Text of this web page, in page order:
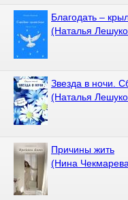
Благодать –
(Наталья
Звезда в ночи.
(Наталья
Причины жить
(Нина